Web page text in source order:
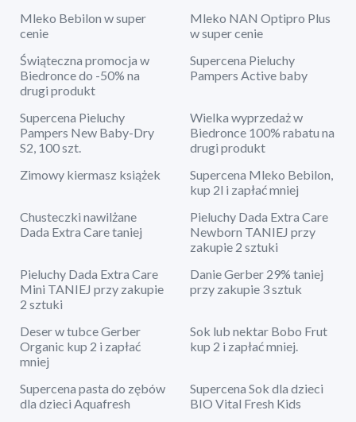
Mleko Bebilon w super
cenie
Mleko NAN Optipro Plus
w super cenie
Świąteczna promocja w
Biedronce do -50% na
drugi produkt
Supercena Pieluchy
Pampers Active baby
Supercena Pieluchy
Pampers New Baby-Dry
S2, 100 szt.
Wielka wyprzedaż w
Biedronce 100% rabatu na
drugi produkt
Zimowy kiermasz książek
Supercena Mleko Bebilon,
kup 2l i zapłać mniej
Chusteczki nawilżane
Dada Extra Care taniej
Pieluchy Dada Extra Care
Newborn TANIEJ przy
zakupie 2 sztuki
Pieluchy Dada Extra Care
Mini TANIEJ przy zakupie
2 sztuki
Danie Gerber 29% taniej
przy zakupie 3 sztuk
Deser w tubce Gerber
Organic kup 2 i zapłać
mniej
Sok lub nektar Bobo Frut
kup 2 i zapłać mniej.
Supercena pasta do zębów
dla dzieci Aquafresh
Supercena Sok dla dzieci
BIO Vital Fresh Kids